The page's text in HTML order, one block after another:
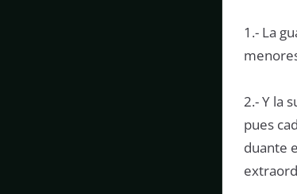
1.- La
2.- Y la
pues
duante